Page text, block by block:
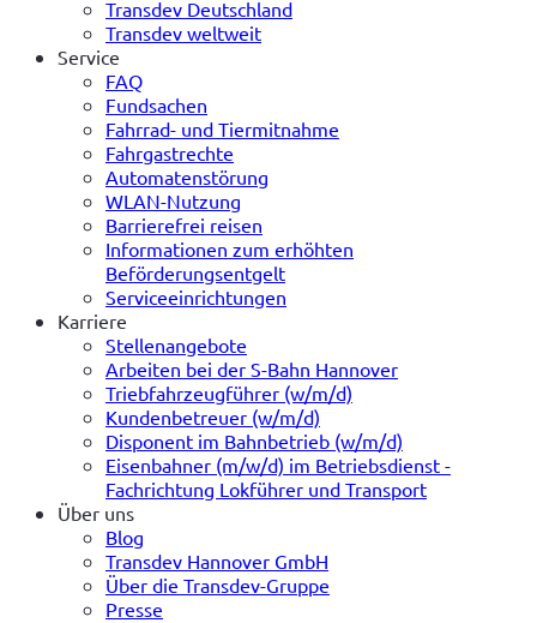
Transdev Deutschland
Transdev weltweit
Service
FAQ
Fundsachen
Fahrrad- und Tiermitnahme
Fahrgastrechte
Automatenstörung
WLAN-Nutzung
Barrierefrei reisen
Informationen zum erhöhten
Beförderungsentgelt
Serviceeinrichtungen
Karriere
Stellenangebote
Arbeiten bei der S-Bahn Hannover
Triebfahrzeugführer (w/m/d)
Kundenbetreuer (w/m/d)
Disponent im Bahnbetrieb (w/m/d)
Eisenbahner (m/w/d) im Betriebsdienst -
Fachrichtung Lokführer und Transport
Über uns
Blog
Transdev Hannover GmbH
Über die Transdev-Gruppe
Presse